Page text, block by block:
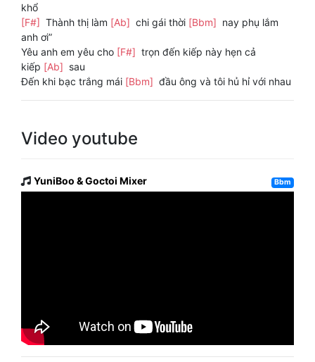
khổ
[F#] Thành thị làm [Ab] chi gái thời [Bbm] nay phụ lắm
anh ơi”
Yêu anh em yêu cho [F#] trọn đến kiếp này hẹn cả
kiếp [Ab] sau
Đến khi bạc trắng mái [Bbm] đầu ông và tôi hủ hỉ với nhau
Video youtube
YuniBoo & Goctoi Mixer Bbm